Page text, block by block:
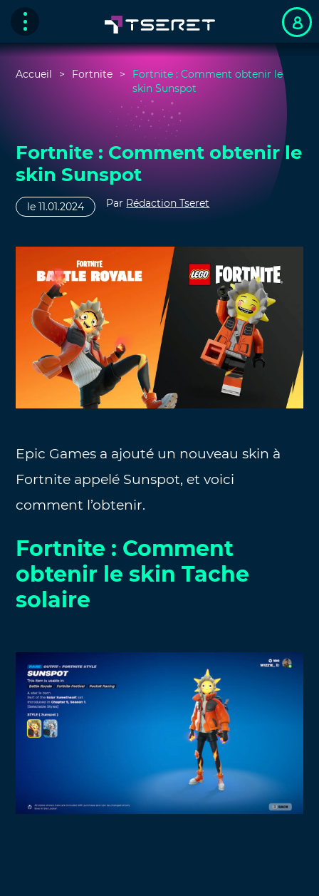
Accueil Fortnite
Fortnite : Comment obtenir le
skin Sunspot
Fortnite : Comment obtenir le
skin Sunspot
le 11.01.2024 Par Rédaction Tseret
Epic Games a ajouté un nouveau skin à
Fortnite appelé Sunspot, et voici
comment l’obtenir.
Fortnite : Comment
obtenir le skin Tache
solaire